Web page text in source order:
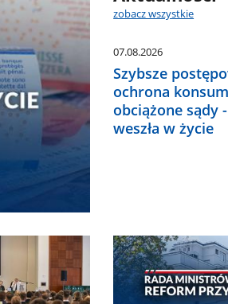
zobacz wszystkie
07.08.2026
Szybsze
ochrona
obciążone sądy
weszła w życie